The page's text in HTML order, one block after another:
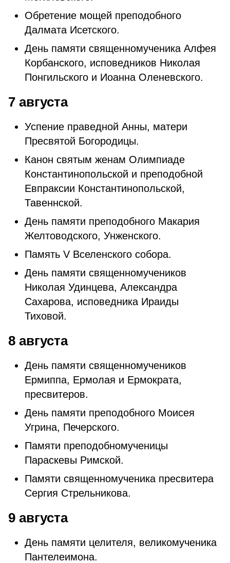
Обретение мощей преподобного
Далмата Исетского.
День памяти священномученика Алфея
Корбанского, исповедников Николая
Понгильского и Иоанна Оленевского.
7 августа
Успение праведной Анны, матери
Пресвятой Богородицы.
Канон святым женам Олимпиаде
Константинопольской и преподобной
Евпраксии Константинопольской,
Тавеннской.
День памяти преподобного Макария
Желтоводского, Унженского.
Память V Вселенского собора.
День памяти священномучеников
Николая Удинцева, Александра
Сахарова, исповедника Ираиды
Тиховой.
8 августа
День памяти священномучеников
Ермиппа, Ермолая и Ермократа,
пресвитеров.
День памяти преподобного Моисея
Угрина, Печерского.
Памяти преподобномученицы
Параскевы Римской.
Памяти священномученика пресвитера
Сергия Стрельникова.
9 августа
День памяти целителя, великомученика
Пантелеимона.